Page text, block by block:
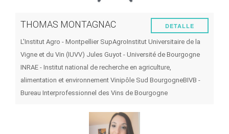
THOMAS MONTAGNAC
L'Institut Agro - Montpellier SupAgroInstitut Universitaire de la
Vigne et du Vin (IUVV) Jules Guyot - Université de Bourgogne
INRAE - Institut national de recherche en agriculture,
alimentation et environnement Vinipôle Sud BourgogneBIVB -
Bureau Interprofessionnel des Vins de Bourgogne
DETALLE